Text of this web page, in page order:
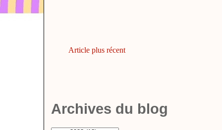
Article plus récent
Archives du blog